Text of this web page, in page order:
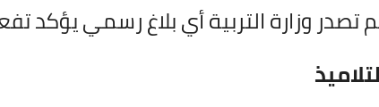
تصدر وزارة التربية أي بلاغ رسمي يؤكد